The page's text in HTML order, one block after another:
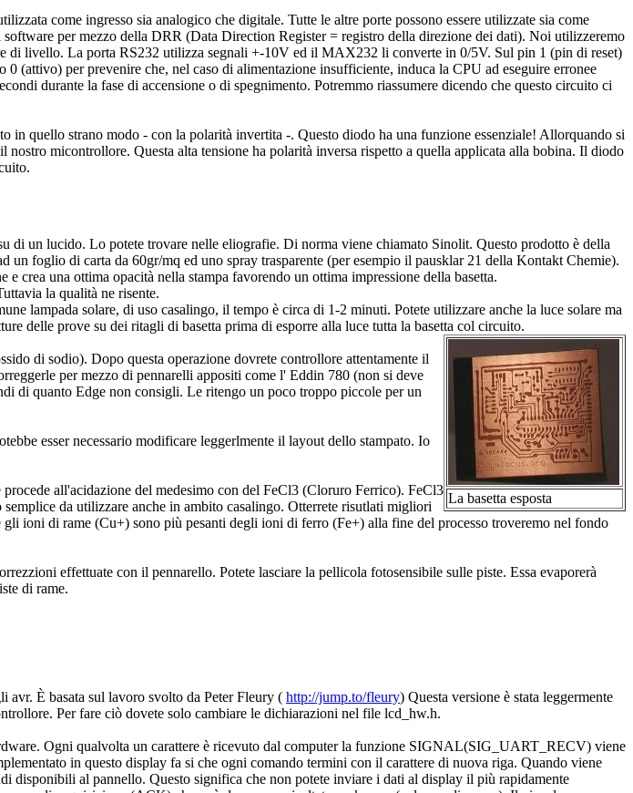
come ingresso sia analogico che digitale. Tutte le altre porte possono essere utilizzate sia come
per mezzo della DRR (Data Direction Register = registro della direzione dei dati). Noi utilizzeremo
livello. La porta RS232 utilizza segnali +-10V ed il MAX232 li converte in 0/5V. Sul pin 1 (pin di reset)
per prevenire che, nel caso di alimentazione insufficiente, induca la CPU ad eseguire erronee
durante la fase di accensione o di spegnimento. Potremmo riassumere dicendo che questo circuito ci
quello strano modo - con la polarità invertita -. Questo diodo ha una funzione essenziale! Allorquando si
micontrollore. Questa alta tensione ha polarità inversa rispetto a quella applicata alla bobina. Il diodo
di un lucido. Lo potete trovare nelle eliografie. Di norma viene chiamato Sinolit. Questo prodotto è della
foglio di carta da 60gr/mq ed uno spray trasparente (per esempio il pausklar 21 della Kontakt Chemie).
crea una ottima opacità nella stampa favorendo un ottima impressione della basetta.
la qualità ne risente.
lampada solare, di uso casalingo, il tempo è circa di 1-2 minuti. Potete utilizzare anche la luce solare ma
delle prove su dei ritagli di basetta prima di esporre alla luce tutta la basetta col circuito.
La basetta esposta
di sodio). Dopo questa operazione dovrete controllore attentamente il
per mezzo di pennarelli appositi come l' Eddin 780 (non si deve
di quanto Edge non consigli. Le ritengo un poco troppo piccole per un
esser necessario modificare leggerlmente il layout dello stampato. Io
all'acidazione del medesimo con del FeCl3 (Cloruro Ferrico). FeCl3
da utilizzare anche in ambito casalingo. Otterrete risutlati migliori
ioni di rame (Cu+) sono più pesanti degli ioni di ferro (Fe+) alla fine del processo troveremo nel fondo
effettuate con il pennarello. Potete lasciare la pellicola fotosensibile sulle piste. Essa evaporerà
di rame.
avr. È basata sul lavoro svolto da Peter Fleury ( http://jump.to/fleury) Questa versione è stata leggermente
Per fare ciò dovete solo cambiare le dichiarazioni nel file lcd_hw.h.
Ogni qualvolta un carattere è ricevuto dal computer la funzione SIGNAL(SIG_UART_RECV) viene
in questo display fa si che ogni comando termini con il carattere di nuova riga. Quando viene
disponibili al pannello. Questo significa che non potete inviare i dati al display il più rapidamente